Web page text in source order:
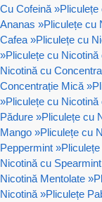
Cu Cofeină »Pliculețe
Ananas »Pliculețe cu
Cafea »Pliculețe cu
»Pliculețe cu
Nicotină cu
Concentrație Mică »
»Pliculețe cu
Pădure »Pliculețe cu
Mango »Pliculețe cu
Peppermint »
Nicotină cu Spearmint
Nicotină Mentolate »
Nicotină »Pliculețe